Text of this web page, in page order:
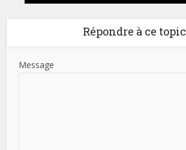
Répondre à ce topic
Message